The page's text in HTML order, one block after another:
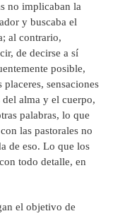
no implicaban la
y buscaba el
al contrario,
de decirse a sí
posible,
sensaciones
del alma y el cuerpo,
palabras, lo que
las pastorales no
de eso. Lo que los
todo detalle, en
el objetivo de